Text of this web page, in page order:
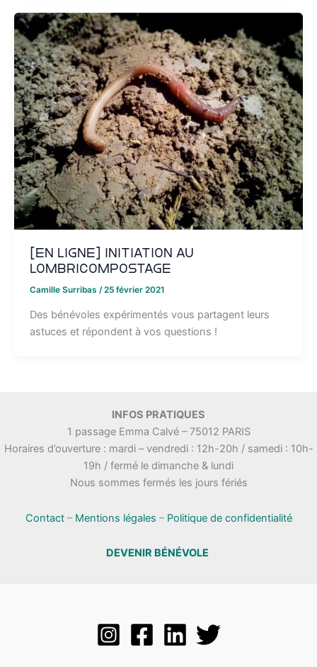
[EN LIGNE] Initiation au
lombricompostage
Camille Surribas /25 février 2021
Des bénévoles expérimentés vous partagent leurs
astuces et répondent à vos questions !
INFOS PRATIQUES
1 passage Emma Calvé – 75012 PARIS
Horaires d’ouverture : mardi – vendredi : 12h-20h / samedi : 10h-
19h / fermé le dimanche & lundi
Nous sommes fermés les jours fériés
Contact– Mentions légales – Politique de confidentialité
DEVENIR BÉNÉVOLE